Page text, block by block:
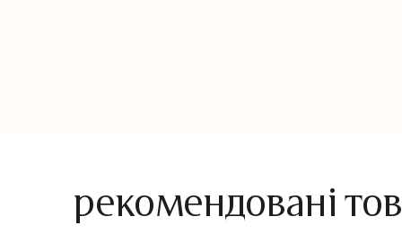
рекомендовані